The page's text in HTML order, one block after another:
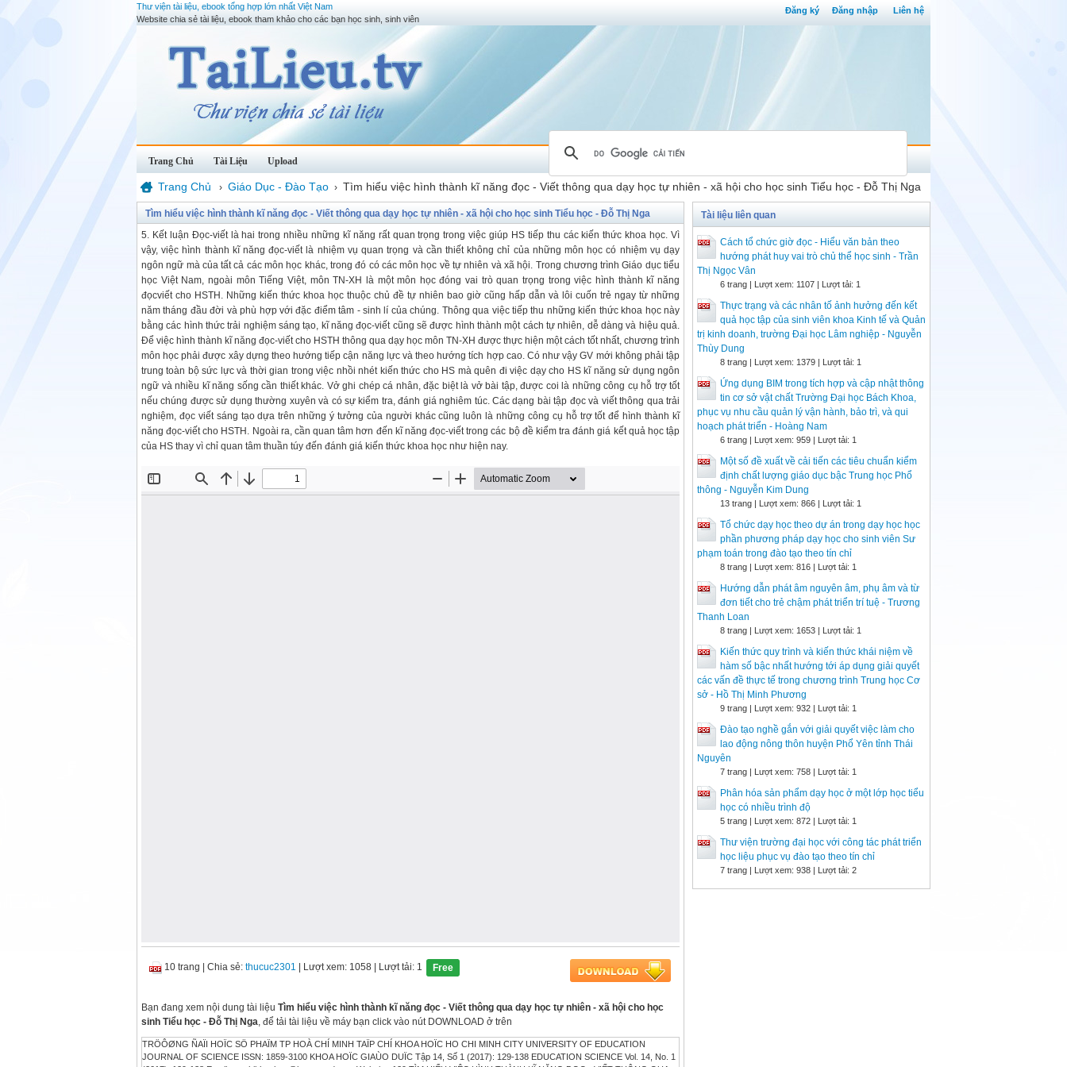
Đăng ký Đăng nhập Liên hệ
Thư viện tài liệu, ebook tổng hợp lớn nhất Việt Nam
Website chia sẻ tài liệu, ebook tham khảo cho các bạn học sinh, sinh viên
Trang Chủ Tài Liệu Upload
Trang Chủ › Giáo Dục - Đào Tạo › Tìm hiểu việc hình thành kĩ năng đọc - Viết thông qua dạy học tự nhiên - xã hội cho học sinh Tiểu học - Đỗ Thị Nga
Tìm hiểu việc hình thành kĩ năng đọc - Viết thông qua dạy học tự nhiên - xã hội cho học sinh Tiểu học - Đỗ Thị Nga
5. Kết luận Đọc-viết là hai trong nhiều những kĩ năng rất quan trọng trong việc giúp HS tiếp thu các kiến thức khoa học. Vì
vậy, việc hình thành kĩ năng đọc-viết là nhiệm vụ quan trọng và cần thiết không chỉ của những môn học có nhiệm vụ dạy
ngôn ngữ mà của tất cả các môn học khác, trong đó có các môn học về tự nhiên và xã hội. Trong chương trình Giáo dục tiểu
học Việt Nam, ngoài môn Tiếng Việt, môn TN-XH là một môn học đóng vai trò quan trọng trong việc hình thành kĩ năng
đọcviết cho HSTH. Những kiến thức khoa học thuộc chủ đề tự nhiên bao giờ cũng hấp dẫn và lôi cuốn trẻ ngay từ những
năm tháng đầu đời và phù hợp với đặc điểm tâm - sinh lí của chúng. Thông qua việc tiếp thu những kiến thức khoa học này
bằng các hình thức trải nghiệm sáng tạo, kĩ năng đọc-viết cũng sẽ được hình thành một cách tự nhiên, dễ dàng và hiệu quả.
Để việc hình thành kĩ năng đọc-viết cho HSTH thông qua dạy học môn TN-XH được thực hiện một cách tốt nhất, chương trình
môn học phải được xây dựng theo hướng tiếp cận năng lực và theo hướng tích hợp cao. Có như vậy GV mới không phải tập
trung toàn bộ sức lực và thời gian trong việc nhồi nhét kiến thức cho HS mà quên đi việc dạy cho HS kĩ năng sử dụng ngôn
ngữ và nhiều kĩ năng sống cần thiết khác. Vở ghi chép cá nhân, đặc biệt là vở bài tập, được coi là những công cụ hỗ trợ tốt
nếu chúng được sử dụng thường xuyên và có sự kiểm tra, đánh giá nghiêm túc. Các dạng bài tập đọc và viết thông qua trải
nghiệm, đọc viết sáng tạo dựa trên những ý tưởng của người khác cũng luôn là những công cụ hỗ trợ tốt để hình thành kĩ
năng đọc-viết cho HSTH. Ngoài ra, cần quan tâm hơn đến kĩ năng đọc-viết trong các bộ đề kiểm tra đánh giá kết quả học tập
của HS thay vì chỉ quan tâm thuần túy đến đánh giá kiến thức khoa học như hiện nay.
10 trang Chia sẻ: thucuc2301 | Lượt xem: 1058 | Lượt tải: 1 Free
Bạn đang xem nội dung tài liệu Tìm hiểu việc hình thành kĩ năng đọc - Viết thông qua dạy học tự nhiên - xã hội cho học
sinh Tiểu học - Đỗ Thị Nga, để tải tài liệu về máy bạn click vào nút DOWNLOAD ở trên
TRÖÔØNG ÑAÏI HOÏC SÖ PHAÏM TP HOÀ CHÍ MINH TAÏP CHÍ KHOA HOÏC HO CHI MINH CITY UNIVERSITY OF EDUCATION
JOURNAL OF SCIENCE ISSN: 1859-3100 KHOA HOÏC GIAÙO DUÏC Tập 14, Số 1 (2017): 129-138 EDUCATION SCIENCE Vol. 14, No. 1
Tài liệu liên quan
Cách tổ chức giờ đọc - Hiểu văn bản theo
hướng phát huy vai trò chủ thể học sinh - Trần
Thị Ngọc Vân
6 trang | Lượt xem: 1107 | Lượt tải: 1
Thực trạng và các nhân tố ảnh hưởng đến kết
quả học tập của sinh viên khoa Kinh tế và Quản
trị kinh doanh, trường Đại học Lâm nghiệp - Nguyễn
Thùy Dung
8 trang | Lượt xem: 1379 | Lượt tải: 1
Ứng dụng BIM trong tích hợp và cập nhật thông
tin cơ sở vật chất Trường Đại học Bách Khoa,
phục vụ nhu cầu quản lý vận hành, bảo trì, và qui
hoạch phát triển - Hoàng Nam
6 trang | Lượt xem: 959 | Lượt tải: 1
Một số đề xuất về cải tiến các tiêu chuẩn kiểm
định chất lượng giáo dục bậc Trung học Phổ
thông - Nguyễn Kim Dung
13 trang | Lượt xem: 866 | Lượt tải: 1
Tổ chức dạy học theo dự án trong dạy học học
phần phương pháp dạy học cho sinh viên Sư
phạm toán trong đào tạo theo tín chỉ
8 trang | Lượt xem: 816 | Lượt tải: 1
Hướng dẫn phát âm nguyên âm, phụ âm và từ
đơn tiết cho trẻ chậm phát triển trí tuệ - Trương
Thanh Loan
8 trang | Lượt xem: 1653 | Lượt tải: 1
Kiến thức quy trình và kiến thức khái niệm về
hàm số bậc nhất hướng tới áp dụng giải quyết
các vấn đề thực tế trong chương trình Trung học Cơ
sở - Hồ Thị Minh Phương
9 trang | Lượt xem: 932 | Lượt tải: 1
Đào tạo nghề gắn với giải quyết việc làm cho
lao động nông thôn huyện Phổ Yên tỉnh Thái
Nguyên
7 trang | Lượt xem: 758 | Lượt tải: 1
Phân hóa sản phẩm dạy học ở một lớp học tiểu
học có nhiều trình độ
5 trang | Lượt xem: 872 | Lượt tải: 1
Thư viện trường đại học với công tác phát triển
học liệu phục vụ đào tạo theo tín chỉ
7 trang | Lượt xem: 938 | Lượt tải: 2